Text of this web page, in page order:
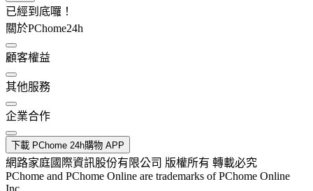
已經到底囉！
關於PChome24h
顧客權益
其他服務
企業合作
下載 PChome 24h購物 APP
網路家庭國際資訊股份有限公司 版權所有 轉載必究
PChome and PChome Online are trademarks of PChome Online
Inc.